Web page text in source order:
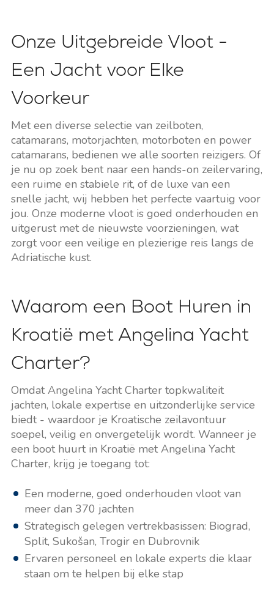
Onze Uitgebreide Vloot -
Een Jacht voor Elke
Voorkeur
Met een diverse selectie van zeilboten,
catamarans, motorjachten, motorboten en power
catamarans, bedienen we alle soorten reizigers. Of
je nu op zoek bent naar een hands-on zeilervaring,
een ruime en stabiele rit, of de luxe van een
snelle jacht, wij hebben het perfecte vaartuig voor
jou. Onze moderne vloot is goed onderhouden en
uitgerust met de nieuwste voorzieningen, wat
zorgt voor een veilige en plezierige reis langs de
Adriatische kust.
Waarom een Boot Huren in
Kroatië met Angelina Yacht
Charter?
Omdat Angelina Yacht Charter topkwaliteit
jachten, lokale expertise en uitzonderlijke service
biedt - waardoor je Kroatische zeilavontuur
soepel, veilig en onvergetelijk wordt. Wanneer je
een boot huurt in Kroatië met Angelina Yacht
Charter, krijg je toegang tot:
Een moderne, goed onderhouden vloot van
meer dan 370 jachten
Strategisch gelegen vertrekbasissen: Biograd,
Split, Sukošan, Trogir en Dubrovnik
Ervaren personeel en lokale experts die klaar
staan om te helpen bij elke stap